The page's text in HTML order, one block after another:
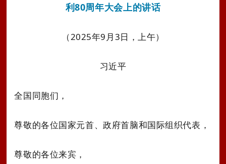
利80周年大会上的讲话
（2025年9月3日，上午）
习近平
全国同胞们，
尊敬的各位国家元首、政府首脑和国际组织代表，
尊敬的各位来宾，